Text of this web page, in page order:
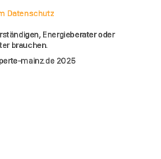
Datenschutz
Energieberater oder
brauchen.
mainz.de 2025